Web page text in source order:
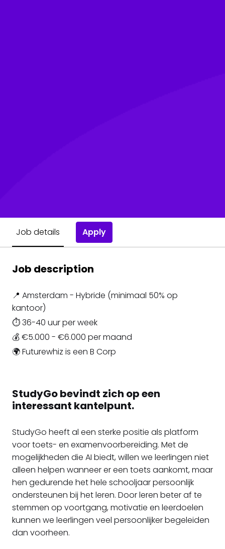
Job details Apply
Job description
📍 Amsterdam - Hybride (minimaal 50% op
kantoor)
⏱️ 36-40 uur per week
💰 €5.000 - €6.000 per maand
🌍 Futurewhiz is een B Corp
StudyGo bevindt zich op een
interessant kantelpunt.
StudyGo heeft al een sterke positie als platform
voor toets- en examenvoorbereiding. Met de
mogelijkheden die AI biedt, willen we leerlingen niet
alleen helpen wanneer er een toets aankomt, maar
hen gedurende het hele schooljaar persoonlijk
ondersteunen bij het leren. Door leren beter af te
stemmen op voortgang, motivatie en leerdoelen
kunnen we leerlingen veel persoonlijker begeleiden
dan voorheen.